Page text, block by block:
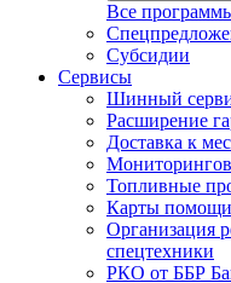
Все
Субсидии
Сервисы
Шинный
Расширение
Доставка к
Топливные
Карты помощи
Организация
спецтехники
РКО от ББР